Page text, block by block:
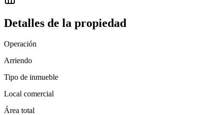
Detalles de la propiedad
Operación
Arriendo
Tipo de inmueble
Local comercial
Área total